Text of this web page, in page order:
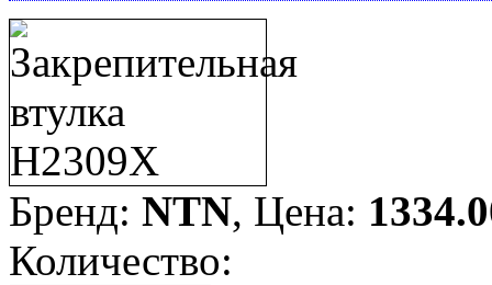
Бренд: NTN, Цена:
Количество: